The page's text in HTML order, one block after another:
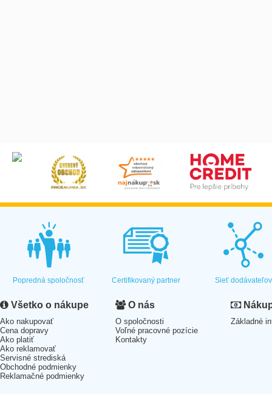
Popredná spoločnosť Certifikovaný partner Sieť dodávateľov
Všetko o nákupe
Ako nakupovať
Cena dopravy
Ako platiť
Ako reklamovať
Servisné strediská
Obchodné podmienky
Reklamačné podmienky
O nás
O spoločnosti
Voľné pracovné pozície
Kontakty
Základné